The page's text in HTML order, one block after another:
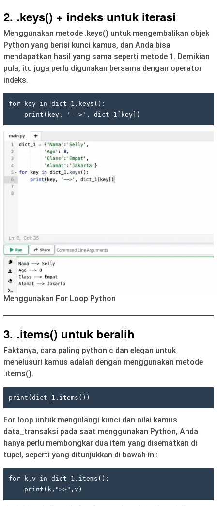
2. .keys() + indeks untuk iterasi
Menggunakan metode .keys() untuk mengembalikan objek
Python yang berisi kunci kamus, dan Anda bisa
mendapatkan hasil yang sama seperti metode 1. Demikian
pula, itu juga perlu digunakan bersama dengan operator
indeks.
for key in dict_1.keys():
    print(key, '-->', dict_1[key])
Menggunakan For Loop Python
3. .items() untuk beralih
Faktanya, cara paling pythonic dan elegan untuk
menelusuri kamus adalah dengan menggunakan metode
.items().
print(dict_1.items())
For loop untuk mengulangi kunci dan nilai kamus
data_transaksi pada saat menggunakan Python, Anda
hanya perlu membongkar dua item yang disematkan di
tupel, seperti yang ditunjukkan di bawah ini:
for k,v in dict_1.items():
    print(k,">>",v)